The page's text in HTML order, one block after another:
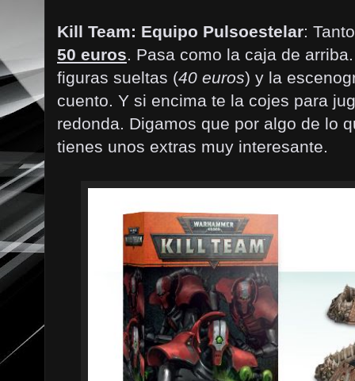
Kill Team: Equipo Pulsoestelar:
50 euros. Pasa como la caja de
figuras sueltas (40 euros) y la
cuento. Y si encima te la cojes para
redonda. Digamos que por algo de lo
tienes unos extras muy interesante.